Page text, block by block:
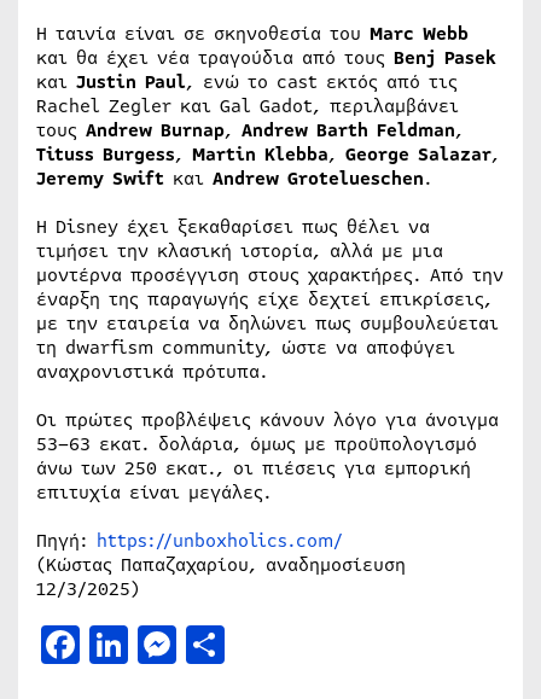
Η ταινία είναι σε σκηνοθεσία του Marc Webb
και θα έχει νέα τραγούδια από τους Benj Pasek
και Justin Paul, ενώ το cast εκτός από τις
Rachel Zegler και Gal Gadot, περιλαμβάνει
τους Andrew Burnap, Andrew Barth Feldman,
Tituss Burgess, Martin Klebba, George Salazar,
Jeremy Swift και Andrew Grotelueschen.
Η Disney έχει ξεκαθαρίσει πως θέλει να
τιμήσει την κλασική ιστορία, αλλά με μια
μοντέρνα προσέγγιση στους χαρακτήρες. Από την
έναρξη της παραγωγής είχε δεχτεί επικρίσεις,
με την εταιρεία να δηλώνει πως συμβουλεύεται
τη dwarfism community, ώστε να αποφύγει
αναχρονιστικά πρότυπα.
Οι πρώτες προβλέψεις κάνουν λόγο για άνοιγμα
53–63 εκατ. δολάρια, όμως με προϋπολογισμό
άνω των 250 εκατ., οι πιέσεις για εμπορική
επιτυχία είναι μεγάλες.
Πηγή: https://unboxholics.com/
(Κώστας Παπαζαχαρίου, αναδημοσίευση
12/3/2025)
Facebook
LinkedIn
Messenger